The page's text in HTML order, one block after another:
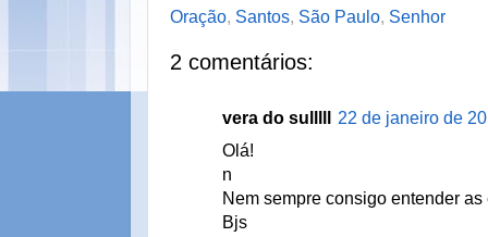
Oração, Santos, São Paulo, Senhor
2 comentários:
vera do sulllll
22 de janeiro de
Olá!
n
Nem sempre consigo entender as
Bjs